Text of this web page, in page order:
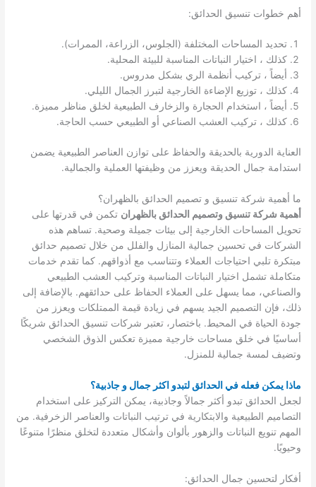
أهم خطوات تنسيق الحدائق:
تحديد المساحات المختلفة (الجلوس، الزراعة، الممرات).
كذلك ، اختيار النباتات المناسبة للبيئة المحلية.
أيضاً ، تركيب أنظمة الري بشكل مدروس.
كذلك ، توزيع الإضاءة الخارجية لتبرز الجمال الليلي.
أيضاً ، استخدام الحجارة والزخارف الطبيعية لخلق مناظر مميزة.
كذلك ، تركيب العشب الصناعي أو الطبيعي حسب الحاجة.
العناية الدورية بالحديقة والحفاظ على توازن العناصر الطبيعية يضمن
استدامة جمال الحديقة ويعزز من وظيفتها العملية والجمالية.
ما أهمية شركة تنسيق و تصميم الحدائق بالظهران؟
أهمية شركة تنسيق وتصميم الحدائق بالظهران تكمن في قدرتها على
تحويل المساحات الخارجية إلى بيئات جميلة وصحية. تساهم هذه
الشركات في تحسين جمالية المنازل والفلل من خلال تصميم حدائق
مبتكرة تلبي احتياجات العملاء وتتناسب مع أذواقهم. كما تقدم خدمات
متكاملة تشمل اختيار النباتات المناسبة وتركيب العشب الطبيعي
والصناعي، مما يسهل على العملاء الحفاظ على حدائقهم. بالإضافة إلى
ذلك، فإن التصميم الجيد يسهم في زيادة قيمة الممتلكات ويعزز من
جودة الحياة في المحيط. باختصار، تعتبر شركات تنسيق الحدائق شريكًا
أساسيًا في خلق مساحات خارجية مميزة تعكس الذوق الشخصي
وتضيف لمسة جمالية للمنزل.
ماذا يمكن فعله في الحدائق لتبدو اكثر جمال و جاذبية؟
لجعل الحدائق تبدو أكثر جمالاً وجاذبية، يمكن التركيز على استخدام
التصاميم الطبيعية والابتكارية في ترتيب النباتات والعناصر الزخرفية. من
المهم تنويع النباتات والزهور بألوان وأشكال متعددة لتخلق منظرًا متنوعًا
وحيويًا.
أفكار لتحسين جمال الحدائق: